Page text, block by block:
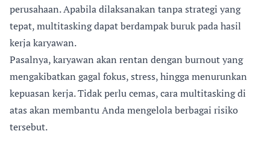
perusahaan. Apabila dilaksanakan tanpa strategi yang
tepat, multitasking dapat berdampak buruk pada hasil
kerja karyawan.
Pasalnya, karyawan akan rentan dengan burnout yang
mengakibatkan gagal fokus, stress, hingga menurunkan
kepuasan kerja. Tidak perlu cemas, cara multitasking di
atas akan membantu Anda mengelola berbagai risiko
tersebut.